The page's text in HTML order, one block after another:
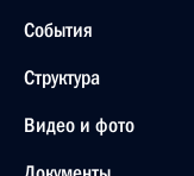
События
Структура
Видео и фото